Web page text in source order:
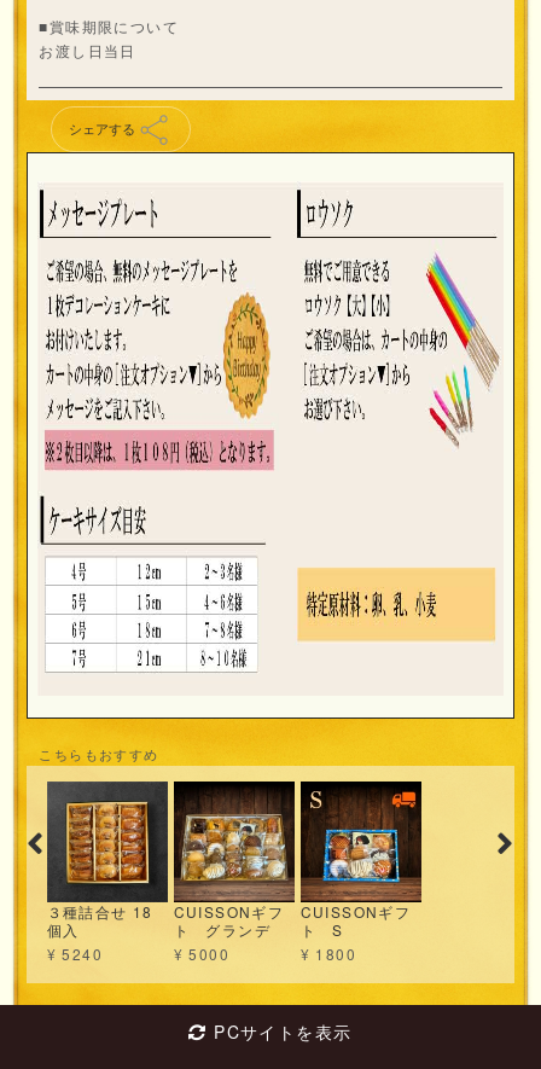
■賞味期限について
お渡し日当日
シェアする
こちらもおすすめ
３種詰合せ 18
個入
¥ 5240
CUISSONギフ
ト グランデ
¥ 5000
CUISSONギフ
ト S
¥ 1800
PCサイトを表示